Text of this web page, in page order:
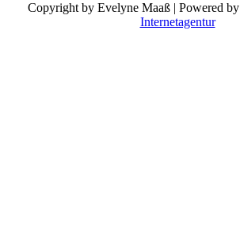
Copyright by Evelyne Maaß | Powered by
Internetagentur